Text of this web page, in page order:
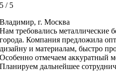
5 / 5
Владимир, г. Москва
Нам требовались металлические
города. Компания предложила
дизайну и материалам, быстро
Особенно отмечаем аккуратный
Планируем дальнейшее